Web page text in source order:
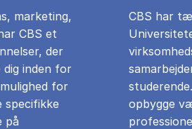
marketing,
CBS et
der
dig inden for
for
specifikke
på
CBS har
opbygge